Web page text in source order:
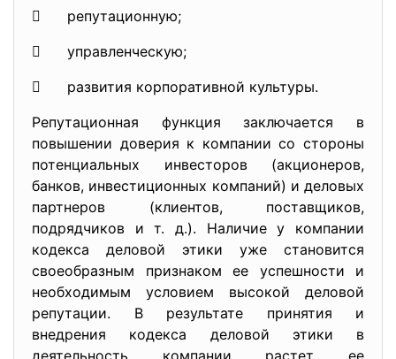
 репутационную;
 управленческую;
 развития корпоративной культуры.
Репутационная функция заключается в
повышении доверия к компании со стороны
потенциальных инвесторов (акционеров,
банков, инвестиционных компаний) и деловых
партнеров (клиентов, поставщиков,
подрядчиков и т. д.). Наличие у компании
кодекса деловой этики уже становится
своеобразным признаком ее успешности и
необходимым условием высокой деловой
репутации. В результате принятия и
внедрения кодекса деловой этики в
деятельность компании растет ее